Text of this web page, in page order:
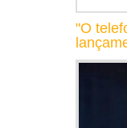
"O